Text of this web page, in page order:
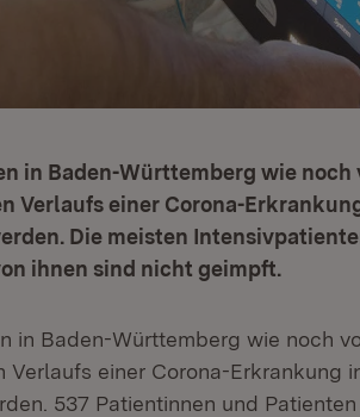
in Baden-Württemberg wie noch
Verlaufs einer Corona-
Die meisten
ihnen sind nicht geimpft.
in Baden-Württemberg wie noch
Verlaufs einer Corona-Erkrankung
537 Patientinnen und